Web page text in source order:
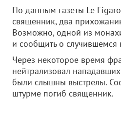
По данным газеты Le
священник, два
Возможно, одной из
и сообщить о
Через некоторое время
нейтрализовал
были слышны выстрелы.
штурме погиб священник.